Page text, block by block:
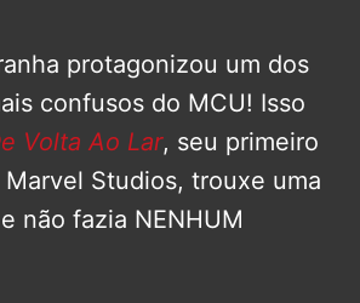
protagonizou um dos
confusos do MCU! Isso
Volta Ao Lar, seu primeiro
Studios, trouxe uma
não fazia NENHUM